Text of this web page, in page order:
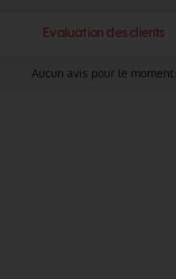
Evaluation des clients
Aucun avis pour le moment.